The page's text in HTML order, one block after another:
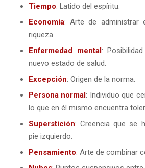
Tiempo: Latido del espíritu.
Economía: Arte de administrar
riqueza.
Enfermedad mental:
nuevo estado de salud.
Excepción: Origen de la norma.
Persona normal: Individuo que
lo que en él mismo encuentra
Superstición: Creencia que se
pie izquierdo.
Pensamiento: Arte de combinar